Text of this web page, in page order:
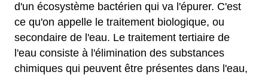
d'un écosystème bactérien qui va l'épurer. C'est
ce qu'on appelle le traitement biologique, ou
secondaire de l'eau. Le traitement tertiaire de
l'eau consiste à l'élimination des substances
chimiques qui peuvent être présentes dans l'eau,